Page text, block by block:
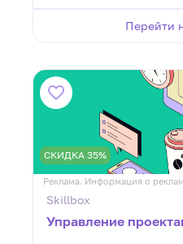
Перейти
СКИДКА 35%
Реклама. Информация о
Skillbox
Управление